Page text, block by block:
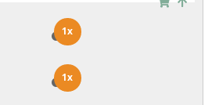
1x
1x
1x
1x